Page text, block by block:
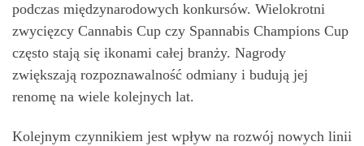
podczas międzynarodowych konkursów. Wielokrotni
zwycięzcy Cannabis Cup czy Spannabis Champions Cup
często stają się ikonami całej branży. Nagrody
zwiększają rozpoznawalność odmiany i budują jej
renomę na wiele kolejnych lat.
Kolejnym czynnikiem jest wpływ na rozwój nowych linii